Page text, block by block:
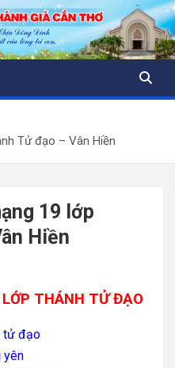
Tử đạo – Vân Hiền
19 lớp
Hiền
THÁNH TỬ ĐẠO
tử đạo
yên